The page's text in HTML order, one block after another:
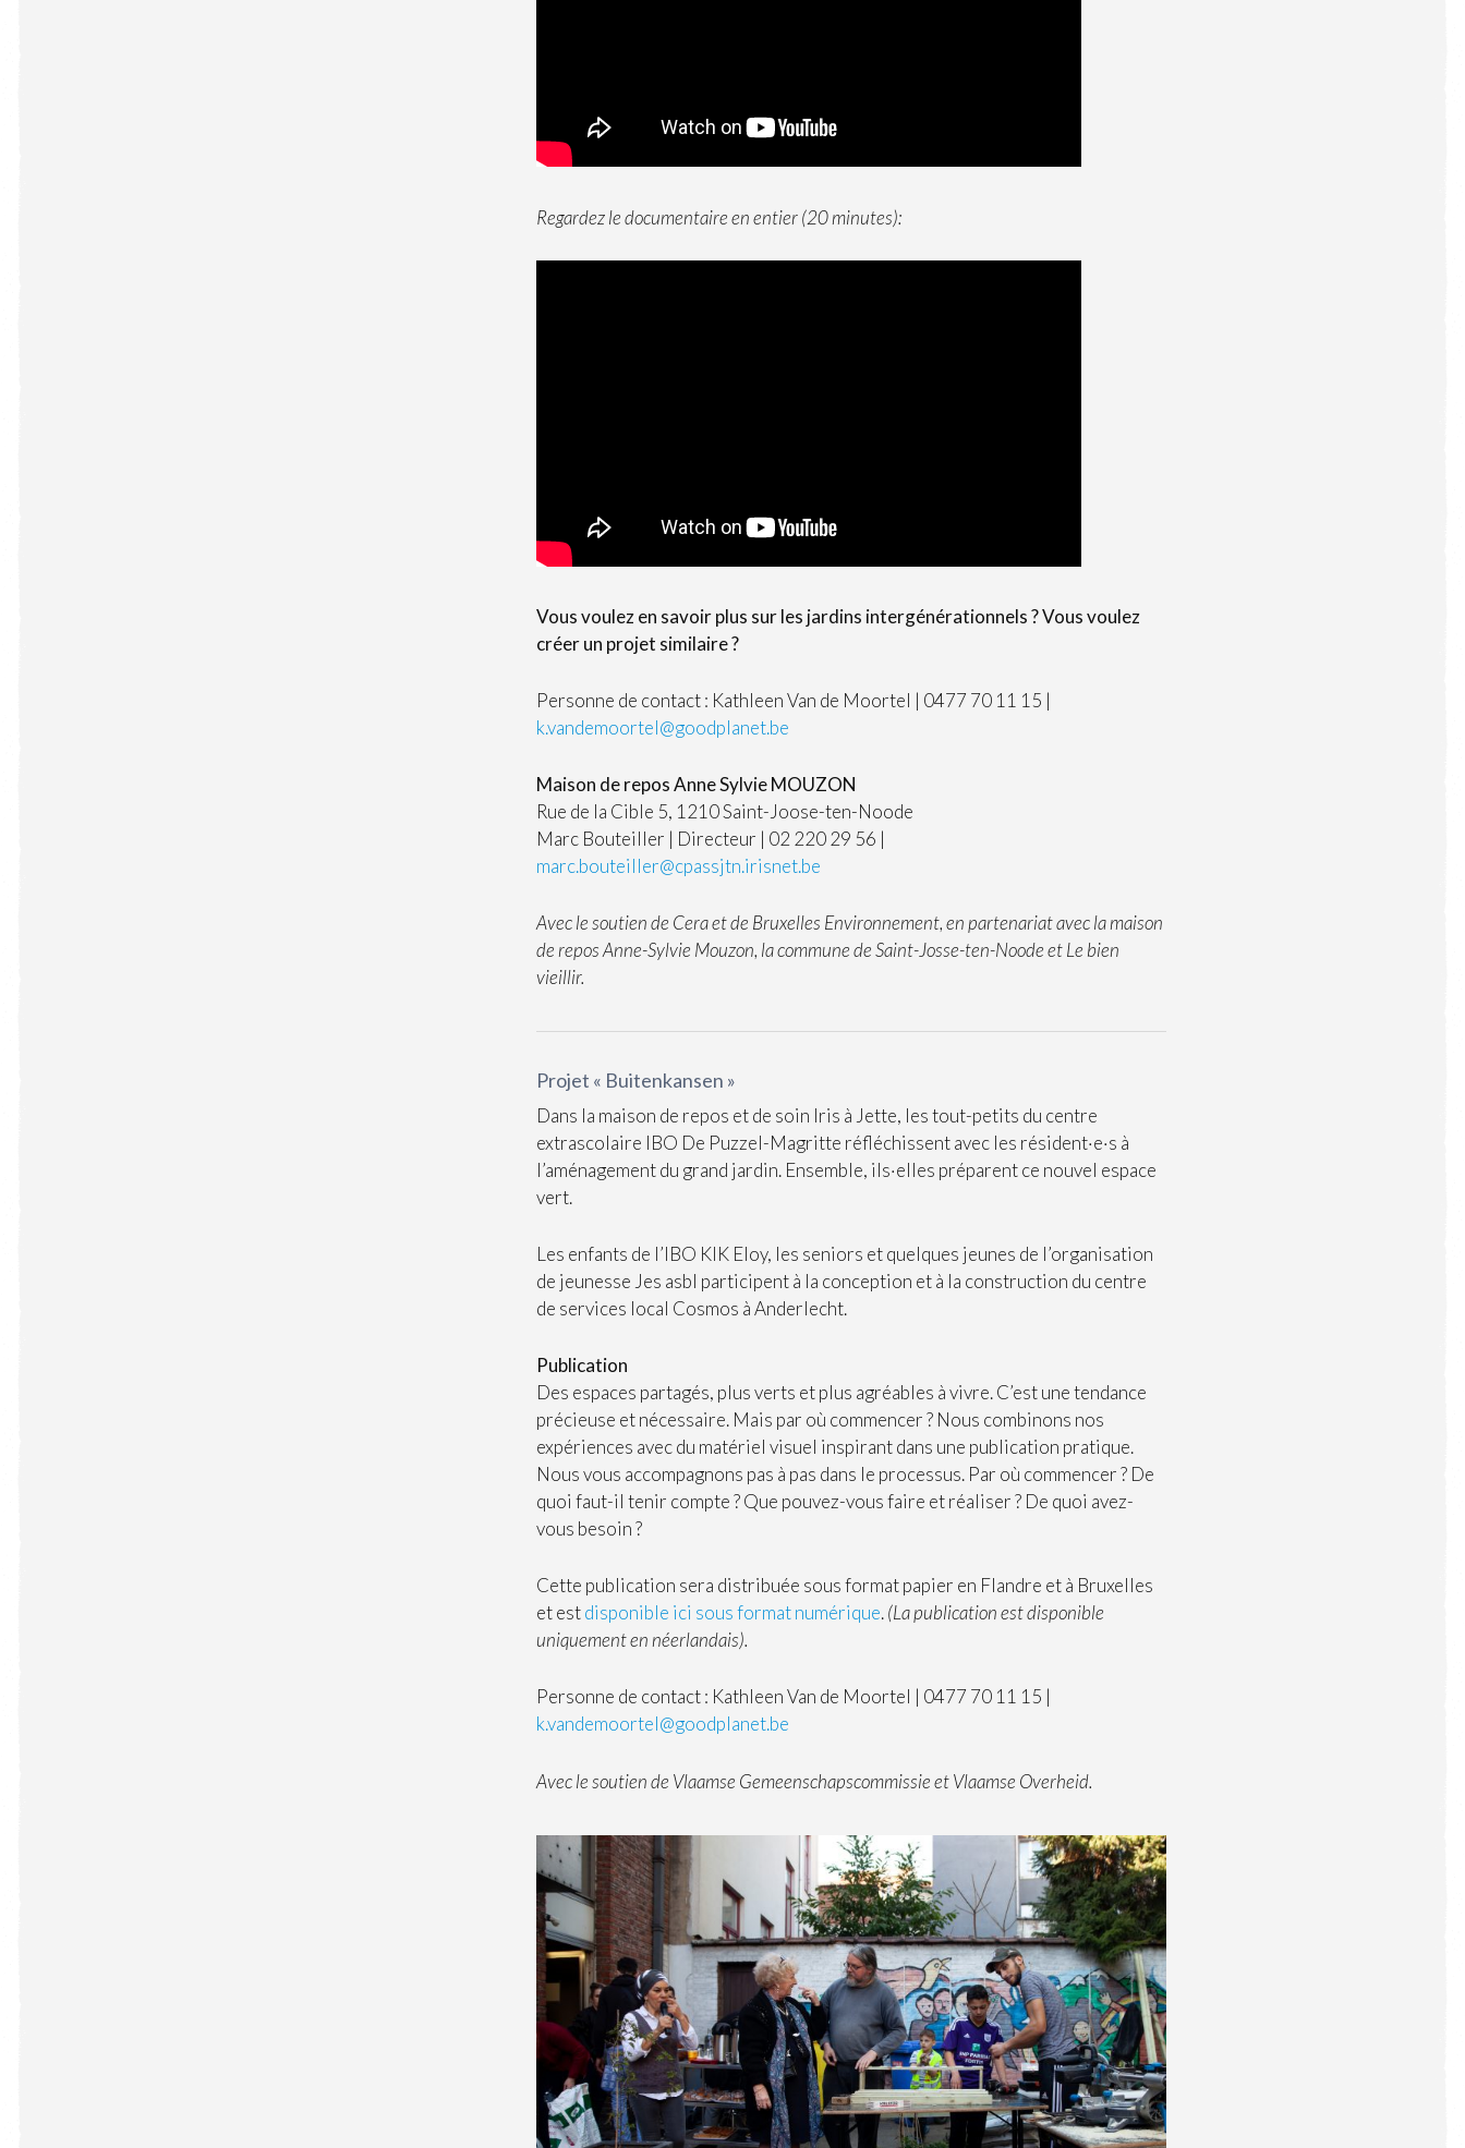
Regardez le documentaire en entier (20 minutes):
Vous voulez en savoir plus sur les jardins intergénérationnels ? Vous voulez
créer un projet similaire ?
Personne de contact : Kathleen Van de Moortel | 0477 70 11 15 |
k.vandemoortel@goodplanet.be
Maison de repos Anne Sylvie MOUZON
Rue de la Cible 5, 1210 Saint-Joose-ten-Noode
Marc Bouteiller | Directeur | 02 220 29 56 |
marc.bouteiller@cpassjtn.irisnet.be
Avec le soutien de Cera et de Bruxelles Environnement, en partenariat avec la maison
de repos Anne-Sylvie Mouzon, la commune de Saint-Josse-ten-Noode et Le bien
vieillir.
Projet « Buitenkansen »
Dans la maison de repos et de soin Iris à Jette, les tout-petits du centre
extrascolaire IBO De Puzzel-Magritte réfléchissent avec les résident·e·s à
l’aménagement du grand jardin. Ensemble, ils·elles préparent ce nouvel espace
vert.
Les enfants de l’IBO KIK Eloy, les seniors et quelques jeunes de l’organisation
de jeunesse Jes asbl participent à la conception et à la construction du centre
de services local Cosmos à Anderlecht.
Publication
Des espaces partagés, plus verts et plus agréables à vivre. C’est une tendance
précieuse et nécessaire. Mais par où commencer ? Nous combinons nos
expériences avec du matériel visuel inspirant dans une publication pratique.
Nous vous accompagnons pas à pas dans le processus. Par où commencer ? De
quoi faut-il tenir compte ? Que pouvez-vous faire et réaliser ? De quoi avez-
vous besoin ?
Cette publication sera distribuée sous format papier en Flandre et à Bruxelles
et estdisponible ici sous format numérique.(La publication est disponible
uniquement en néerlandais).
Personne de contact : Kathleen Van de Moortel | 0477 70 11 15 |
k.vandemoortel@goodplanet.be
Avec le soutien de Vlaamse Gemeenschapscommissie et Vlaamse Overheid.